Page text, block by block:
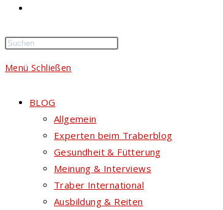
Suche
Menü Schließen
BLOG
Allgemein
Experten beim Traberblog
Gesundheit & Fütterung
Meinung & Interviews
Traber International
Ausbildung & Reiten